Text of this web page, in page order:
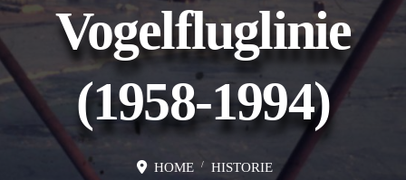
Vogelfluglinie
(1958-1994)
HOME
HISTORIE